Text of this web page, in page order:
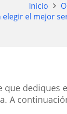
Inicio
elegir el mejor
dediques
A